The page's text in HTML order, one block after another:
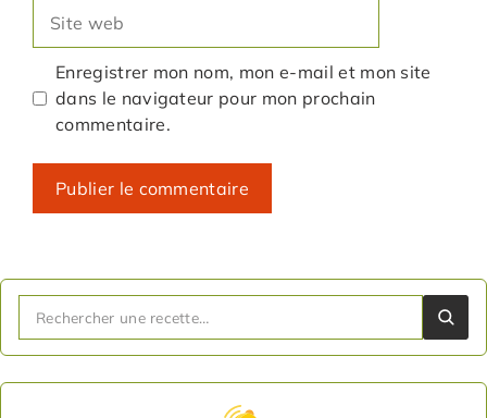
web
Enregistrer mon nom, mon e-mail et mon site
dans le navigateur pour mon prochain
commentaire.